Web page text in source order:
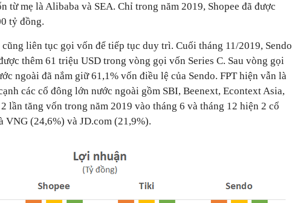
từ mẹ là Alibaba và SEA. Chỉ trong năm 2019, Shopee đã được
tỷ đồng.
liên tục gọi vốn để tiếp tục duy trì. Cuối tháng 11/2019, Sendo
thêm 61 triệu USD trong vòng gọi vốn Series C. Sau vòng gọi
ngoài đã nắm giữ 61,1% vốn điều lệ của Sendo. FPT hiện vẫn là
các cổ đông lớn nước ngoài gồm SBI, Beenext, Econtext Asia,
tăng vốn trong năm 2019 vào tháng 6 và tháng 12 hiện 2 cổ
VNG (24,6%) và JD.com (21,9%).